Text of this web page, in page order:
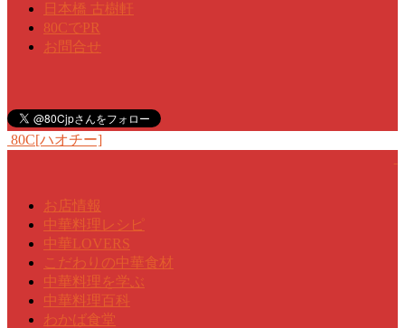
日本橋 古樹軒
80CでPR
お問合せ
80C[ハオチー]
お店情報
中華料理レシピ
中華LOVERS
こだわりの中華食材
中華料理を学ぶ
中華料理百科
わかば食堂